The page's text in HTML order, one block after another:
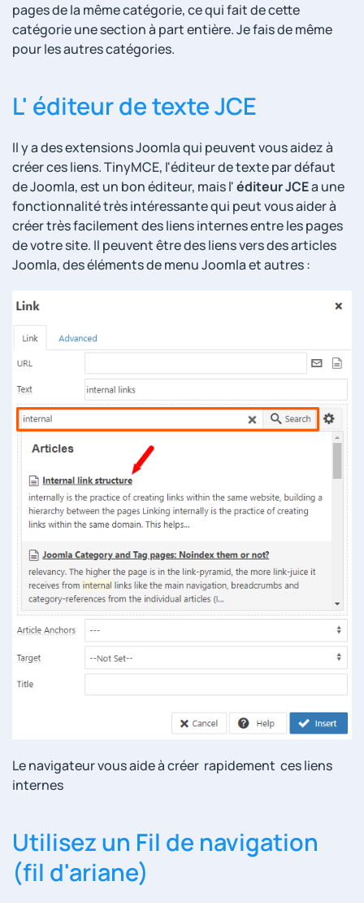
pages de la même catégorie, ce qui fait de cette
catégorie une section à part entière. Je fais de même
pour les autres catégories.
L' éditeur de texte JCE
Il y a des extensions Joomla qui peuvent vous aidez à
créer ces liens. TinyMCE, l'éditeur de texte par défaut
de Joomla, est un bon éditeur, mais l'éditeur JCEa une
fonctionnalité très intéressante qui peut vous aider à
créer très facilement des liens internes entre les pages
de votre site. Il peuvent être des liens vers des articles
Joomla, des éléments de menu Joomla et autres :
Le navigateur vous aide à créer rapidement ces liens
internes
Utilisez un Fil de navigation
(fil d'ariane)